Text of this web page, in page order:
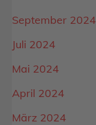
September 2024
Juli 2024
Mai 2024
April 2024
März 2024